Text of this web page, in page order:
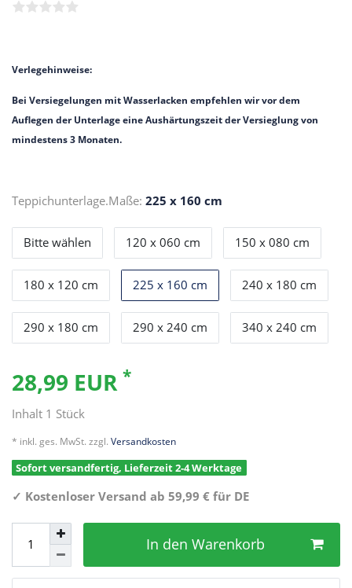
Verlegehinweise:
Bei Versiegelungen mit Wasserlacken empfehlen wir vor dem
Auflegen der Unterlage eine Aushärtungszeit der Versieglung von
mindestens 3 Monaten.
Teppichunterlage.Maße: 225 x 160 cm
Bitte wählen 120 x 060 cm 150 x 080 cm
180 x 120 cm 225 x 160 cm 240 x 180 cm
290 x 180 cm 290 x 240 cm 340 x 240 cm
28,99 EUR *
Inhalt 1 Stück
* inkl. ges. MwSt. zzgl. Versandkosten
Sofort versandfertig, Lieferzeit 2-4 Werktage
✓ Kostenloser Versand ab 59,99 € für DE
In den Warenkorb